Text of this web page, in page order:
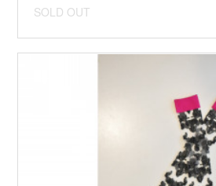
SOLD OUT